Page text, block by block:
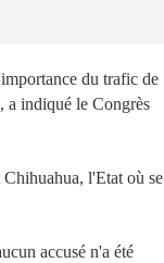
du trafic de
a indiqué le Congrès
l'Etat où se
accusé n'a été